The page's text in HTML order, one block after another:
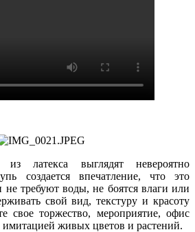
латекса выглядят невероятно
создается впечатление, что это
требуют воды, не боятся влаги или
свой вид, текстуру и красоту
свое торжество, мероприятие, офис
живых цветов и растений.